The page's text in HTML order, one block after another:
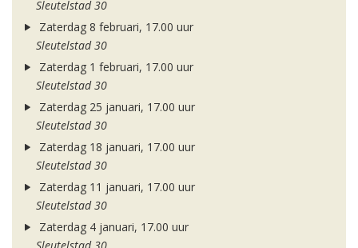
Sleutelstad 30
Zaterdag 8 februari, 17.00 uur
Sleutelstad 30
Zaterdag 1 februari, 17.00 uur
Sleutelstad 30
Zaterdag 25 januari, 17.00 uur
Sleutelstad 30
Zaterdag 18 januari, 17.00 uur
Sleutelstad 30
Zaterdag 11 januari, 17.00 uur
Sleutelstad 30
Zaterdag 4 januari, 17.00 uur